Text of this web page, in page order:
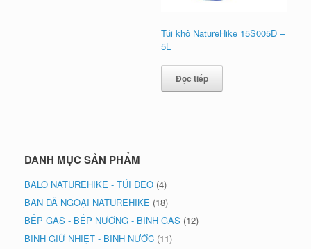
Túi khô NatureHike 15S005D –
5L
Đọc tiếp
DANH MỤC SẢN PHẨM
BALO NATUREHIKE - TÚI ĐEO (4)
BÀN DÃ NGOẠI NATUREHIKE (18)
BẾP GAS - BẾP NƯỚNG - BÌNH GAS (12)
BÌNH GIỮ NHIỆT - BÌNH NƯỚC (11)